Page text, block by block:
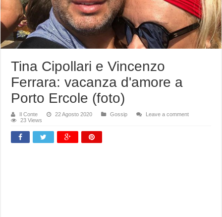
Tina Cipollari e Vincenzo
Ferrara: vacanza d'amore a
Porto Ercole (foto)
Il Conte 22 Agosto 2020 Gossip
Leave a comment
23 Views